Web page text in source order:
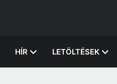
HÍR LETÖLTÉSEK